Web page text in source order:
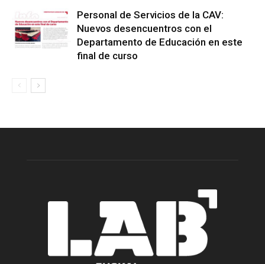
Personal de Servicios de la CAV:
Nuevos desencuentros con el
Departamento de Educación en este
final de curso